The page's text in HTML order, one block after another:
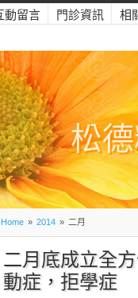
松
動留言 門診資訊 相
Home » 2014 » 二月
二月底成立全
動症，拒學症